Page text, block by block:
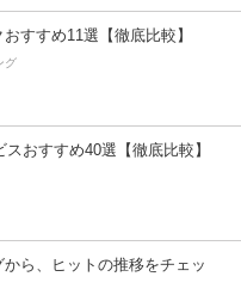
すすめ11選【徹底比較】
グ
おすすめ40選【徹底比較】
ら、ヒットの推移をチェッ